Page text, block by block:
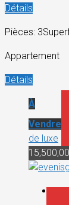
Détails
Pièces: 3
Appartement
Détails
À
Vendre
de luxe